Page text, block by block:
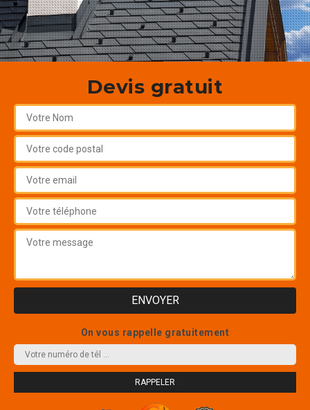
Devis gratuit
On vous rappelle gratuitement